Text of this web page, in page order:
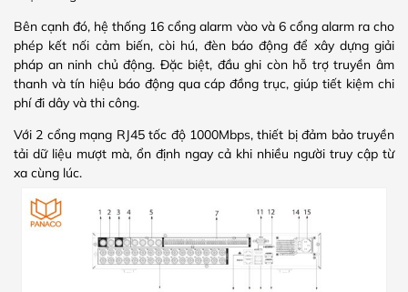
Bên cạnh đó, hệ thống 16 cổng alarm vào và 6 cổng alarm ra cho
phép kết nối cảm biến, còi hú, đèn báo động để xây dựng giải
pháp an ninh chủ động. Đặc biệt, đầu ghi còn hỗ trợ truyền âm
thanh và tín hiệu báo động qua cáp đồng trục, giúp tiết kiệm chi
phí đi dây và thi công.
Với 2 cổng mạng RJ45 tốc độ 1000Mbps, thiết bị đảm bảo truyền
tải dữ liệu mượt mà, ổn định ngay cả khi nhiều người truy cập từ
xa cùng lúc.